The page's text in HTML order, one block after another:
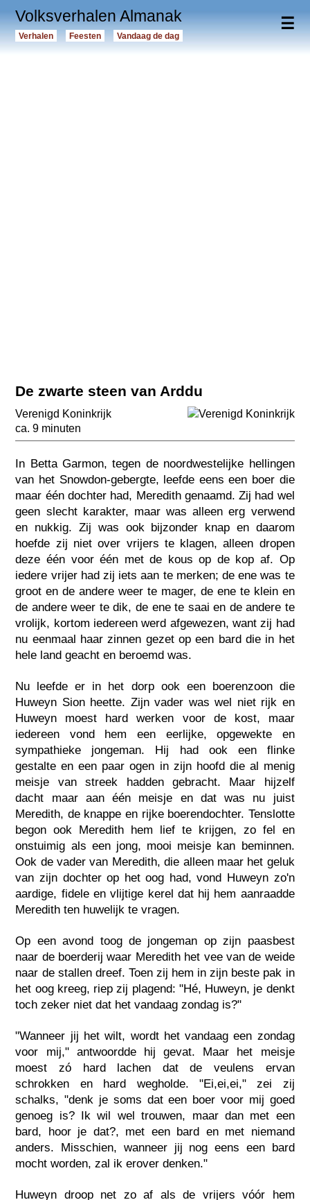
☰
Volksverhalen Almanak
Verhalen Feesten Vandaag de dag
De zwarte steen van Arddu
Verenigd Koninkrijk
ca. 9 minuten
In Betta Garmon, tegen de noordwestelijke hellingen
van het Snowdon-gebergte, leefde eens een boer die
maar één dochter had, Meredith genaamd. Zij had wel
geen slecht karakter, maar was alleen erg verwend
en nukkig. Zij was ook bijzonder knap en daarom
hoefde zij niet over vrijers te klagen, alleen dropen
deze één voor één met de kous op de kop af. Op
iedere vrijer had zij iets aan te merken; de ene was te
groot en de andere weer te mager, de ene te klein en
de andere weer te dik, de ene te saai en de andere te
vrolijk, kortom iedereen werd afgewezen, want zij had
nu eenmaal haar zinnen gezet op een bard die in het
hele land geacht en beroemd was.
Nu leefde er in het dorp ook een boerenzoon die
Huweyn Sion heette. Zijn vader was wel niet rijk en
Huweyn moest hard werken voor de kost, maar
iedereen vond hem een eerlijke, opgewekte en
sympathieke jongeman. Hij had ook een flinke
gestalte en een paar ogen in zijn hoofd die al menig
meisje van streek hadden gebracht. Maar hijzelf
dacht maar aan één meisje en dat was nu juist
Meredith, de knappe en rijke boerendochter. Tenslotte
begon ook Meredith hem lief te krijgen, zo fel en
onstuimig als een jong, mooi meisje kan beminnen.
Ook de vader van Meredith, die alleen maar het geluk
van zijn dochter op het oog had, vond Huweyn zo'n
aardige, fidele en vlijtige kerel dat hij hem aanraadde
Meredith ten huwelijk te vragen.
Op een avond toog de jongeman op zijn paasbest
naar de boerderij waar Meredith het vee van de weide
naar de stallen dreef. Toen zij hem in zijn beste pak in
het oog kreeg, riep zij plagend: "Hé, Huweyn, je denkt
toch zeker niet dat het vandaag zondag is?"
"Wanneer jij het wilt, wordt het vandaag een zondag
voor mij," antwoordde hij gevat. Maar het meisje
moest zó hard lachen dat de veulens ervan
schrokken en hard wegholde. "Ei,ei,ei," zei zij
schalks, "denk je soms dat een boer voor mij goed
genoeg is? Ik wil wel trouwen, maar dan met een
bard, hoor je dat?, met een bard en met niemand
anders. Misschien, wanneer jij nog eens een bard
mocht worden, zal ik erover denken."
Huweyn droop net zo af als de vrijers vóór hem